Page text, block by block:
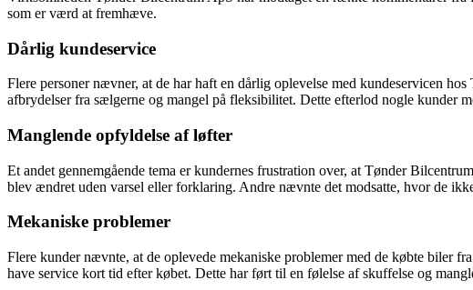
som er værd at fremhæve.
Dårlig kundeservice
Flere personer nævner, at de har haft en dårlig oplevelse med kundeservicen
afbrydelser fra sælgerne og mangel på fleksibilitet. Dette efterlod nogle kunder
Manglende opfyldelse af løfter
Et andet gennemgående tema er kundernes frustration over, at Tønder
blev ændret uden varsel eller forklaring. Andre nævnte det modsatte, hvor de
Mekaniske problemer
Flere kunder nævnte, at de oplevede mekaniske problemer med de købte biler
have service kort tid efter købet. Dette har ført til en følelse af skuffelse og